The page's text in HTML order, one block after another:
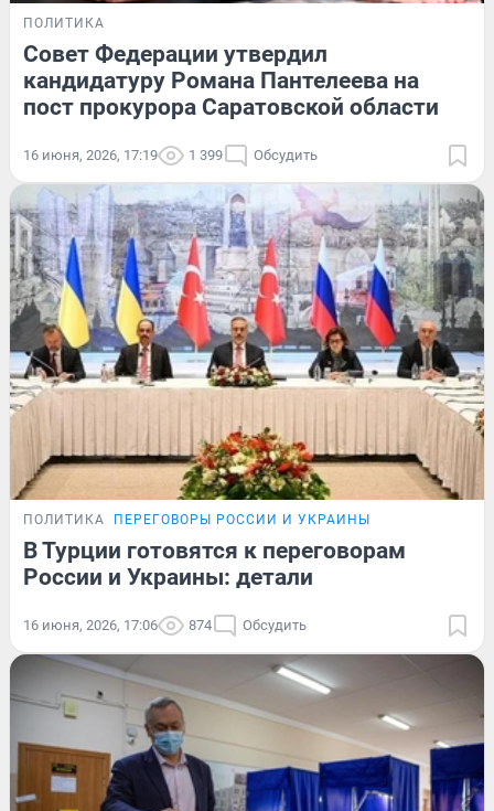
ПОЛИТИКА
Совет Федерации утвердил
кандидатуру Романа Пантелеева на
пост прокурора Саратовской области
16 июня, 2026, 17:19 1 399 Обсудить
ПОЛИТИКА ПЕРЕГОВОРЫ РОССИИ И УКРАИНЫ
В Турции готовятся к переговорам
России и Украины: детали
16 июня, 2026, 17:06 874 Обсудить